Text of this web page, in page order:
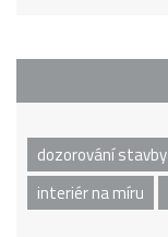
dozorování stavby
interiér na míru